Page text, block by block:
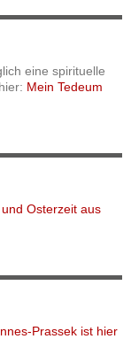
eine spirituelle
Mein Tedeum
Osterzeit aus
Prassek ist hier